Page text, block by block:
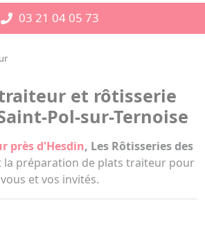
03 21 04 05 73
et rôtisserie
Pol-sur-Ternoise
près d'Hesdin, Les Rôtisseries des
la préparation de plats traiteur pour
vous et vos invités.